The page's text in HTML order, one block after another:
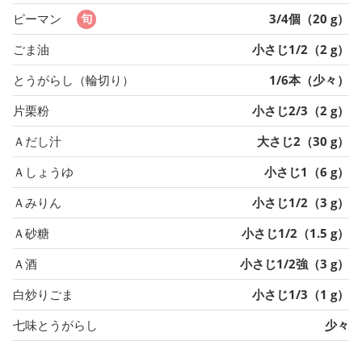
ピーマン
3/4個（20 g）
ごま油
小さじ1/2（2 g）
とうがらし（輪切り）
1/6本（少々）
片栗粉
小さじ2/3（2 g）
Ａだし汁
大さじ2（30 g）
Ａしょうゆ
小さじ1（6 g）
Ａみりん
小さじ1/2（3 g）
Ａ砂糖
小さじ1/2（1.5 g）
Ａ酒
小さじ1/2強（3 g）
白炒りごま
小さじ1/3（1 g）
七味とうがらし
少々